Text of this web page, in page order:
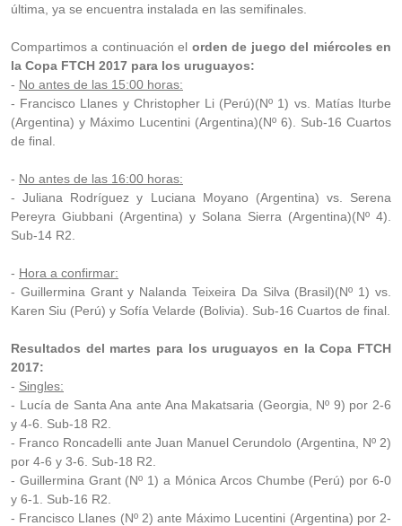
última, ya se encuentra instalada en las semifinales.
Compartimos a continuación el orden de juego del miércoles en
la Copa FTCH 2017 para los uruguayos:
- No antes de las 15:00 horas:
- Francisco Llanes y Christopher Li (Perú)(Nº 1) vs. Matías Iturbe
(Argentina) y Máximo Lucentini (Argentina)(Nº 6). Sub-16 Cuartos
de final.
- No antes de las 16:00 horas:
- Juliana Rodríguez y Luciana Moyano (Argentina) vs. Serena
Pereyra Giubbani (Argentina) y Solana Sierra (Argentina)(Nº 4).
Sub-14 R2.
- Hora a confirmar:
- Guillermina Grant y Nalanda Teixeira Da Silva (Brasil)(Nº 1) vs.
Karen Siu (Perú) y Sofía Velarde (Bolivia). Sub-16 Cuartos de final.
Resultados del martes para los uruguayos en la Copa FTCH
2017:
- Singles:
- Lucía de Santa Ana ante Ana Makatsaria (Georgia, Nº 9) por 2-6
y 4-6. Sub-18 R2.
- Franco Roncadelli ante Juan Manuel Cerundolo (Argentina, Nº 2)
por 4-6 y 3-6. Sub-18 R2.
- Guillermina Grant (Nº 1) a Mónica Arcos Chumbe (Perú) por 6-0
y 6-1. Sub-16 R2.
- Francisco Llanes (Nº 2) ante Máximo Lucentini (Argentina) por 2-